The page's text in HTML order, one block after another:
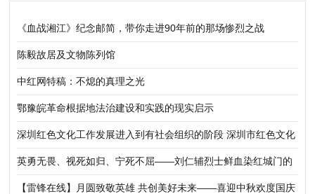
《血战湘江》纪念邮简，带你走进90年前的那场惨烈之战
陈毅故居及文物陈列馆
中红网特稿：不熄的真理之光
鄂豫皖革命根据地法治建设和实践的现实启示
深圳红色文化工作发展进入到有社会组织的阶段 深圳市红色文化
研究会成立
英勇无畏、视死如归、宁死不屈——刘仁辅烈士鲜血染红城门的
红色故事
【雷锋在线】月圆致敬英雄 共创美好未来——喜迎中秋欢度国庆